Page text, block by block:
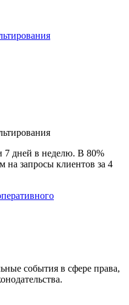
7 дней в неделю. В 80%
на запросы клиентов за 4
события в сфере права,